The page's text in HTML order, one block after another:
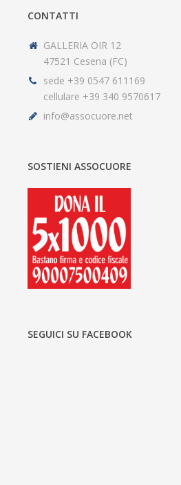
CONTATTI
GALLERIA OIR 12
47521 Cesena (FC)
sede +39 0547 611169
cellulare +39 340 9570617
info@assocuore.net
SOSTIENI ASSOCUORE
SEGUICI SU FACEBOOK